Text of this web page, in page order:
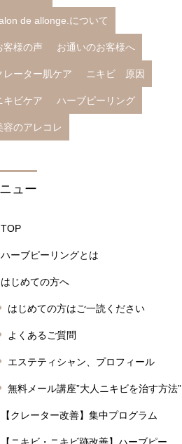
de allonge.について
客様の声 お通いのお客様へ
レーター肌ケア ニキビ 原因
キビケア ハーブピーリング
容のアレコレ
ュー
TOP
ハーブピーリングとは
はじめての方へ
はじめての方はご一読ください
よくあるご質問
エステティシャン、プロフィール
無料メール講座”大人ニキビを治す方法”
【クレーター改善】集中プログラム
【ニキビ・ニキビ跡改善】ハーブピー